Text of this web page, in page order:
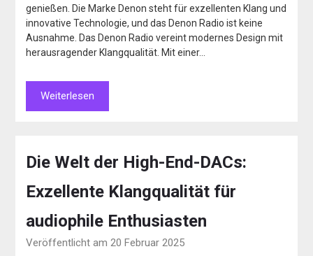
genießen. Die Marke Denon steht für exzellenten Klang und
innovative Technologie, und das Denon Radio ist keine
Ausnahme. Das Denon Radio vereint modernes Design mit
herausragender Klangqualität. Mit einer…
Weiterlesen
Die Welt der High-End-DACs:
Exzellente Klangqualität für
audiophile Enthusiasten
Veröffentlicht am 20 Februar 2025